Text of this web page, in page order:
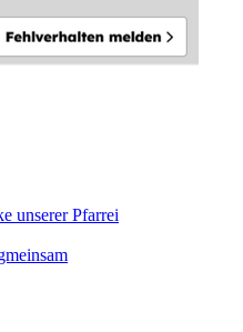
unserer Pfarrei